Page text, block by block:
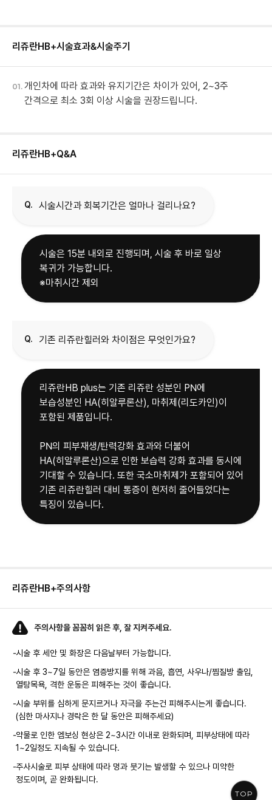
TOP
리쥬란HB+시술효과&시술주기
01. 개인차에 따라 효과와 유지기간은 차이가 있어, 2~3주
간격으로 최소 3회 이상 시술을 권장드립니다.
리쥬란HB+Q&A
Q. 시술시간과 회복기간은 얼마나 걸리나요?
시술은 15분 내외로 진행되며, 시술 후 바로 일상
복귀가 가능합니다.
※마취시간 제외
Q. 기존 리쥬란힐러와 차이점은 무엇인가요?
리쥬란HB plus는 기존 리쥬란 성분인 PN에
보습성분인 HA(히알루론산), 마취제(리도카인)이
포함된 제품입니다.
PN의 피부재생/탄력강화 효과와 더불어
HA(히알루론산)으로 인한 보습력 강화 효과를 동시에
기대할 수 있습니다. 또한 국소마취제가 포함되어 있어
기존 리쥬란힐러 대비 통증이 현저히 줄어들었다는
특징이 있습니다.
리쥬란HB+주의사항
주의사항을 꼼꼼히 읽은 후, 잘 지켜주세요.
-시술 후 세안 및 화장은 다음날부터 가능합니다.
-시술 후 3~7일 동안은 염증방지를 위해 과음, 흡연, 사우나/찜질방 출입,
열탕목욕, 격한 운동은 피해주는 것이 좋습니다.
-시술 부위를 심하게 문지르거나 자극을 주는건 피해주시는게 좋습니다.
(심한 마사지나 경락은 한 달 동안은 피해주세요)
-약물로 인한 엠보싱 현상은 2~3시간 이내로 완화되며, 피부상태에 따라
1~2일정도 지속될 수 있습니다.
-주사시술로 피부 상태에 따라 멍과 붓기는 발생할 수 있으나 미약한
정도이며, 곧 완화됩니다.